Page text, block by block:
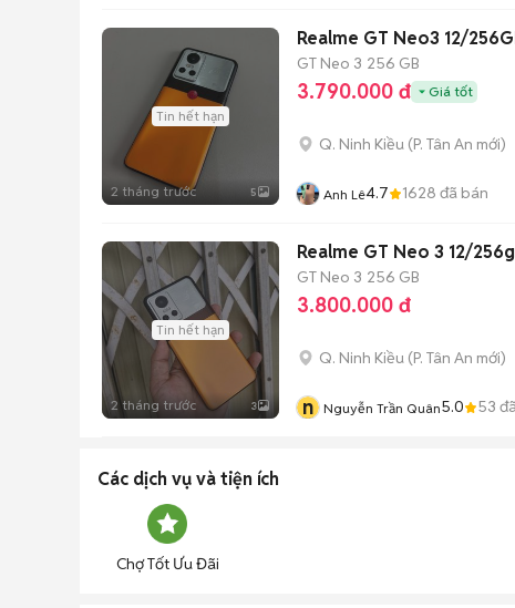
Tin hết hạn
2 tháng trước 5
Realme GT Neo3 12/
GT Neo 3 256 GB
3.790.000 đ Giá tốt
Q. Ninh Kiều (P. Tân An mới)
Anh Lê4.7 1628 đã bán
Tin hết hạn
2 tháng trước 3
Realme GT Neo 3 12/
GT Neo 3 256 GB
3.800.000 đ
Q. Ninh Kiều (P. Tân An mới)
n Nguyễn Trần Quân5.0 53
Các dịch vụ và tiện ích
Chợ Tốt Ưu Đãi